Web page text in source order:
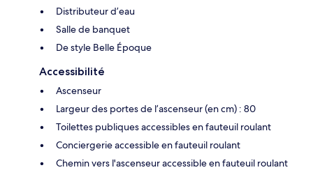
Distributeur d’eau
Salle de banquet
De style Belle Époque
Accessibilité
Ascenseur
Largeur des portes de l’ascenseur (en cm) : 80
Toilettes publiques accessibles en fauteuil roulant
Conciergerie accessible en fauteuil roulant
Chemin vers l'ascenseur accessible en fauteuil roulant